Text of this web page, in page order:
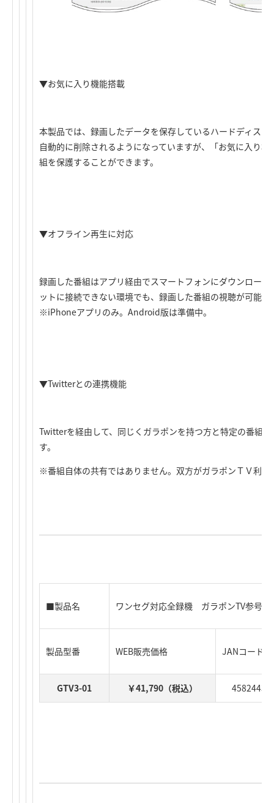
▼お気に入り機能搭載
本製品では、録画したデータを保存しているハードディス
自動的に削除されるようになっていますが、「お気に入り
組を保護することができます。
▼オフライン再生に対応
録画した番組はアプリ経由でスマートフォンにダウンロー
ットに接続できない環境でも、録画した番組の視聴が可能に
※iPhoneアプリのみ。Android版は準備中。
▼Twitterとの連携機能
Twitterを経由して、同じくガラポンを持つ方と特定の番組
す。
※番組自体の共有ではありません。双方がガラポンＴＶ利用
■製品名 ワンセグ対応全録機 ガラポンTV参号機
製品型番 WEB販売価格 JANコード
GTV3-01 ￥41,790（税込）